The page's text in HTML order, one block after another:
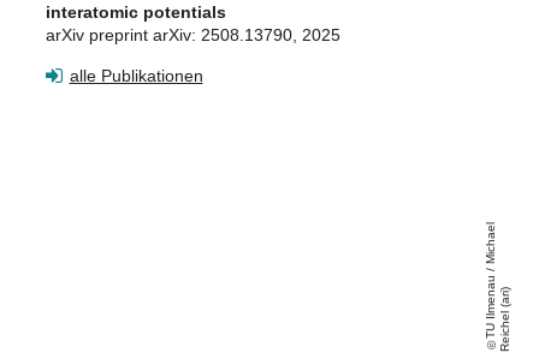
interatomic potentials
arXiv preprint arXiv: 2508.13790, 2025
alle Publikationen
T
U
Il
m
en
a
u
/
Mi
c
h
a
el
R
ei
c
h
el
(
a
ri)